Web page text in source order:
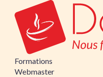
Formations
Webmaster